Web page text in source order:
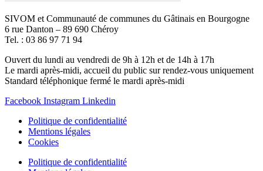
SIVOM et Communauté de communes du Gâtinais en Bourgogne
6 rue Danton – 89 690 Chéroy
Tel. : 03 86 97 71 94
Ouvert du lundi au vendredi de 9h à 12h et de 14h à 17h
Le mardi après-midi, accueil du public sur rendez-vous uniquement
Standard téléphonique fermé le mardi après-midi
Facebook Instagram Linkedin
Politique de confidentialité
Mentions légales
Cookies
Politique de confidentialité